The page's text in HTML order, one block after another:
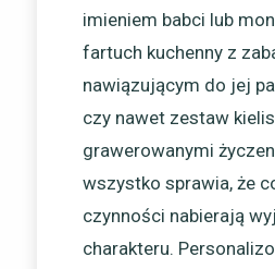
imieniem babci lub
fartuch kuchenny z
nawiązującym do jej
czy nawet zestaw
grawerowanymi
wszystko sprawia, że
czynności nabierają
charakteru.